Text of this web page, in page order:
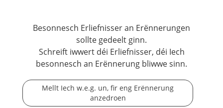
Besonnesch Erliefnisser an Erënnerungen
sollte gedeelt ginn.
Schreift iwwert déi Erliefnisser, déi Iech
besonnesch an Erënnerung bliwwe sinn.
Mellt Iech w.e.g. un, fir eng Erënnerung
anzedroen